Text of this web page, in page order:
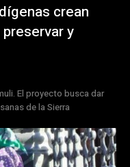
crean
y
El proyecto busca dar
de la Sierra